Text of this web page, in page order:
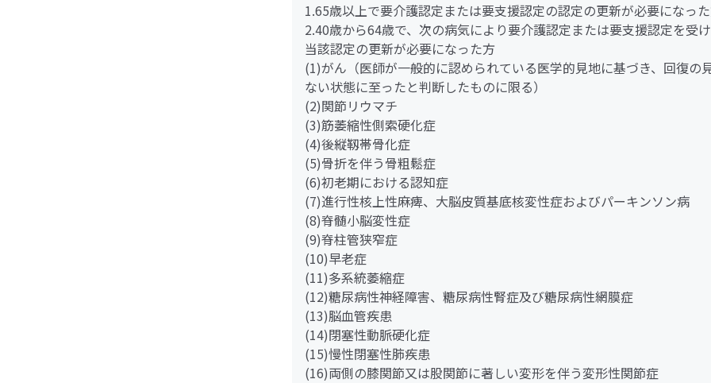
1.65歳以上で要介護認定または要支援認定の認定の更新が必要になっ
2.40歳から64歳で、次の病気により要介護認定または要支援認定を受
当該認定の更新が必要になった方
(1)がん（医師が一般的に認められている医学的見地に基づき、回復の
ない状態に至ったと判断したものに限る）
(2)関節リウマチ
(3)筋萎縮性側索硬化症
(4)後縦靱帯骨化症
(5)骨折を伴う骨粗鬆症
(6)初老期における認知症
(7)進行性核上性麻痺、大脳皮質基底核変性症およびパーキンソン病
(8)脊髄小脳変性症
(9)脊柱管狭窄症
(10)早老症
(11)多系統萎縮症
(12)糖尿病性神経障害、糖尿病性腎症及び糖尿病性網膜症
(13)脳血管疾患
(14)閉塞性動脈硬化症
(15)慢性閉塞性肺疾患
(16)両側の膝関節又は股関節に著しい変形を伴う変形性関節症